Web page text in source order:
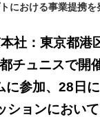
における事業提携を
社：東京都港
チュニスで開
に参加、28日
ションにおいて